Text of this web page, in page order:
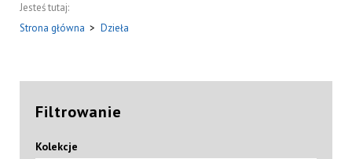
Jesteś tutaj:
Strona główna > Dzieła
Filtrowanie
Kolekcje